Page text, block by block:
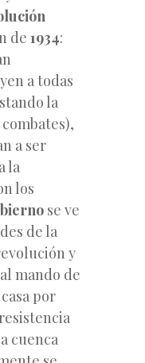
de 1934:
a todas
la
a ser
la
los
se ve
de la
y
mando de
por
cuenca